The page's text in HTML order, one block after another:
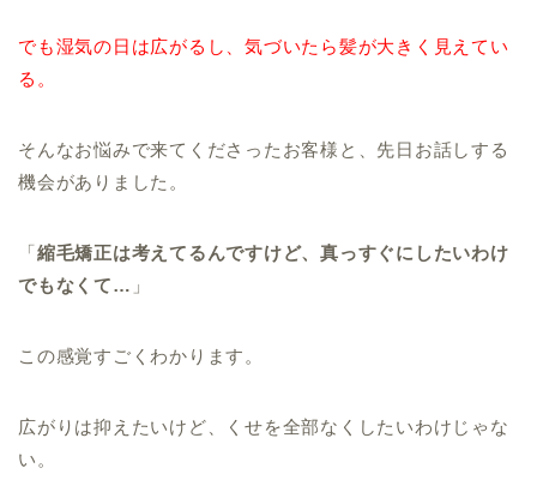
でも湿気の日は広がるし、気づいたら髪が大きく見えてい
る。
そんなお悩みで来てくださったお客様と、先日お話しする
機会がありました。
「縮毛矯正は考えてるんですけど、真っすぐにしたいわけ
でもなくて… 」
この感覚すごくわかります。
広がりは抑えたいけど、くせを全部なくしたいわけじゃな
い。